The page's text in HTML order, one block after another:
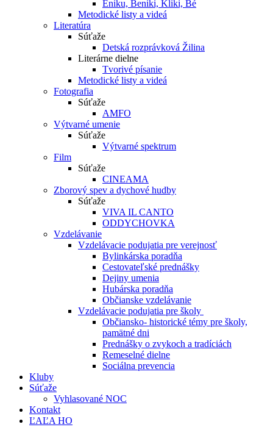
Eniku, Beniki, Kliki, Bé
Metodické listy a videá
Literatúra
Súťaže
Detská rozprávková Žilina
Literárne dielne
Tvorivé písanie
Metodické listy a videá
Fotografia
Súťaže
AMFO
Výtvarné umenie
Súťaže
Výtvarné spektrum
Film
Súťaže
CINEAMA
Zborový spev a dychové hudby
Súťaže
VIVA IL CANTO
ODDYCHOVKA
Vzdelávanie
Vzdelávacie podujatia pre verejnosť
Bylinkárska poradňa
Cestovateľské prednášky
Dejiny umenia
Hubárska poradňa
Občianske vzdelávanie
Vzdelávacie podujatia pre školy
Občiansko- historické témy pre školy,
pamätné dni
Prednášky o zvykoch a tradíciách
Remeselné dielne
Sociálna prevencia
Kluby
Súťaže
Vyhlasované NOC
Kontakt
ĽAĽA HO